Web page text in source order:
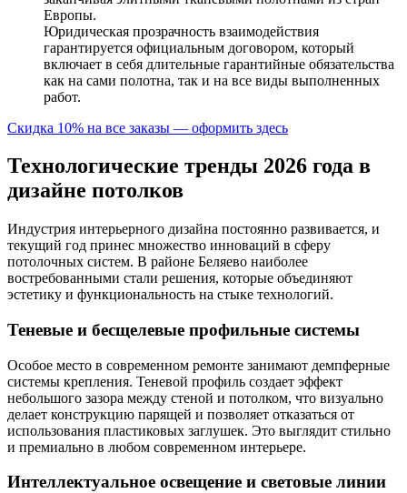
Европы.
Юридическая прозрачность взаимодействия
гарантируется официальным договором, который
включает в себя длительные гарантийные обязательства
как на сами полотна, так и на все виды выполненных
работ.
Скидка 10% на все заказы — оформить здесь
Технологические тренды 2026 года в
дизайне потолков
Индустрия интерьерного дизайна постоянно развивается, и
текущий год принес множество инноваций в сферу
потолочных систем. В районе Беляево наиболее
востребованными стали решения, которые объединяют
эстетику и функциональность на стыке технологий.
Теневые и бесщелевые профильные системы
Особое место в современном ремонте занимают демпферные
системы крепления. Теневой профиль создает эффект
небольшого зазора между стеной и потолком, что визуально
делает конструкцию парящей и позволяет отказаться от
использования пластиковых заглушек. Это выглядит стильно
и премиально в любом современном интерьере.
Интеллектуальное освещение и световые линии